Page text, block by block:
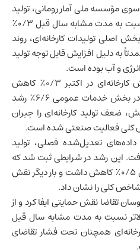
مؤسسه ملی آمار رومانی، تولید
صنعتی این کشور در ماه اکتبر نسبت به مدت مشابه سال قبل ۰/۳٪
اصلی تولیدات کارخانه‌ای، روند
به دلیل افزایش قابل توجه تولید
و آب بوده است.
آمارها نشان می‌دهد تولید بخش کارخانه‌ای در اکتبر ۰/۳٪ کاهش
سالانه داشته، در حالی که تولید در بخش خدمات عمومی ۶/۶٪ رشد
ضعف تولید کارخانه‌ای را جبران
کلی فعالیت صنعتی شده است.
تعدیل‌شده فصلی، تولید
۴٪ افزایش یافت. این رشد در شرایطی ثبت شد که
تولید کارخانه‌ای نسبت به ماه قبل ۰/۵٪ کاهش داشت و بار دیگر نقش
کلی را نشان داد.
تقاضا نقش حمایتی ایفا کرد و از
نسبت به مدت مشابه سال قبل
همچنان تحت فشار تقاضای